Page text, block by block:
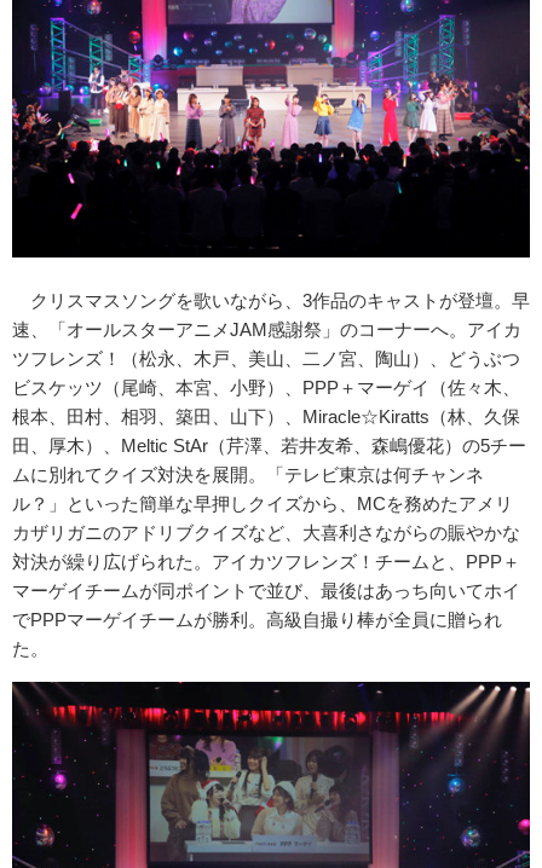
クリスマスソングを歌いながら、3作品のキャストが登壇。早
速、「オールスターアニメJAM感謝祭」のコーナーへ。アイカ
ツフレンズ！（松永、木戸、美山、二ノ宮、陶山）、どうぶつ
ビスケッツ（尾崎、本宮、小野）、PPP＋マーゲイ（佐々木、
根本、田村、相羽、築田、山下）、Miracle☆Kiratts（林、久保
田、厚木）、Meltic StAr（芹澤、若井友希、森嶋優花）の5チー
ムに別れてクイズ対決を展開。「テレビ東京は何チャンネ
ル？」といった簡単な早押しクイズから、MCを務めたアメリ
カザリガニのアドリブクイズなど、大喜利さながらの賑やかな
対決が繰り広げられた。アイカツフレンズ！チームと、PPP＋
マーゲイチームが同ポイントで並び、最後はあっち向いてホイ
でPPPマーゲイチームが勝利。高級自撮り棒が全員に贈られ
た。